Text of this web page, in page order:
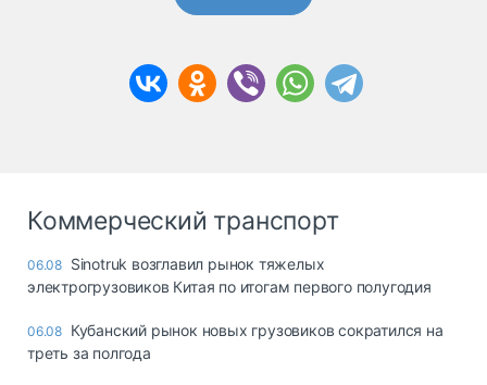
Коммерческий транспорт
06.08 Sinotruk возглавил рынок тяжелых
электрогрузовиков Китая по итогам первого полугодия
06.08 Кубанский рынок новых грузовиков сократился на
треть за полгода